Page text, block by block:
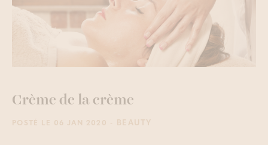
Crème de la crème
POSTÉ LE 06 JAN 2020 - BEAUTY